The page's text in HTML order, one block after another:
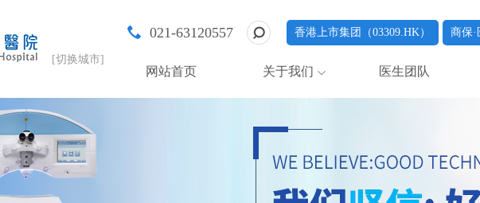
[切换城市]
021-63120557 香港上市集团（03309.HK） 商保
网站首页 关于我们 医生团队